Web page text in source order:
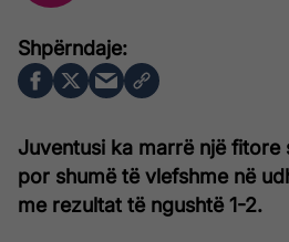
Juventusi ka marrë një fitore
por shumë të vlefshme në
me rezultat të ngushtë 1-2.